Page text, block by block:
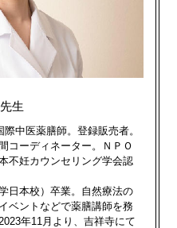
生
中医薬膳師。登録販売者。
コーディネーター。ＮＰＯ
不妊カウンセリング学会認
日本校）卒業。自然療法の
ベントなどで薬膳講師を務
年11月より、吉祥寺にて